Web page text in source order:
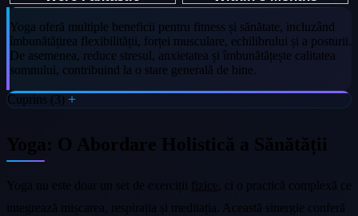
Yoga oferă multiple beneficii pentru fitness și sănătate, incluzând
îmbunătățirea flexibilității, forței musculare, echilibrului și a posturii.
De asemenea, reduce stresul, anxietatea și îmbunătățește calitatea
somnului, contribuind la o stare generală de bine.
Cuprins (3)
Yoga: O Abordare Holistică a Sănătății
Yoga nu este doar un set de exerciții fizice, ci o practică complexă ce
integrează mișcarea, respirația și meditația. Această sinergie conferă